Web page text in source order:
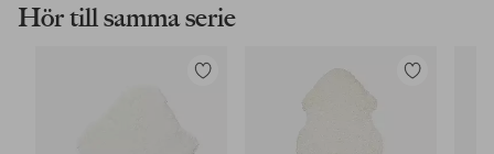
Hör till samma serie
Lägg
Lägg